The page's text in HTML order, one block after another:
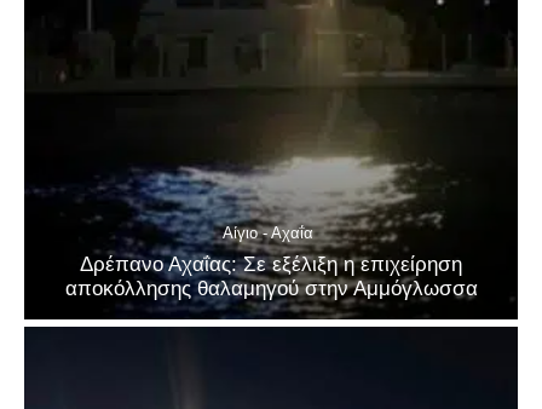
Αίγιο - Αχαΐα
Δρέπανο Αχαΐας: Σε εξέλιξη η επιχείρηση
αποκόλλησης θαλαμηγού στην Αμμόγλωσσα